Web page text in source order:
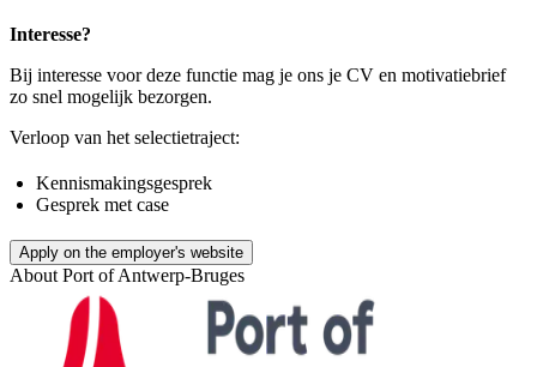
Interesse?
Bij interesse voor deze functie mag je ons je CV en motivatiebrief
zo snel mogelijk bezorgen.
Verloop van het selectietraject:
Kennismakingsgesprek
Gesprek met case
Apply on the employer's website
About Port of Antwerp-Bruges